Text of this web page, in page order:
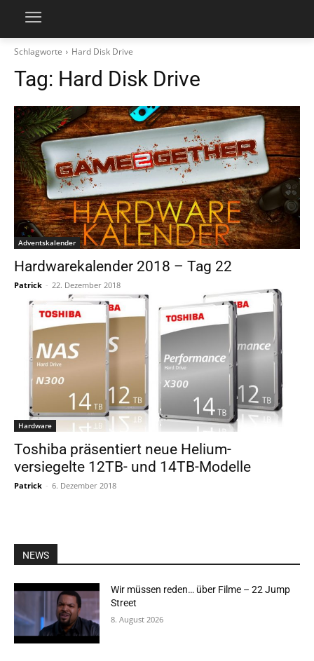
Schlagworte Hard Disk Drive
Tag: Hard Disk Drive
Adventskalender
Hardwarekalender 2018 – Tag 22
Patrick - 22. Dezember 2018
Hardware
Toshiba präsentiert neue Helium-
versiegelte 12TB- und 14TB-Modelle
Patrick - 6. Dezember 2018
NEWS
Wir müssen reden… über Filme – 22 Jump
Street
8. August 2026